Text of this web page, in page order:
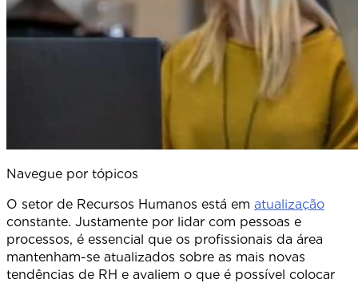
Navegue por tópicos
O setor de Recursos Humanos está em atualização
constante. Justamente por lidar com pessoas e
processos, é essencial que os profissionais da área
mantenham-se atualizados sobre as mais novas
tendências de RH e avaliem o que é possível colocar